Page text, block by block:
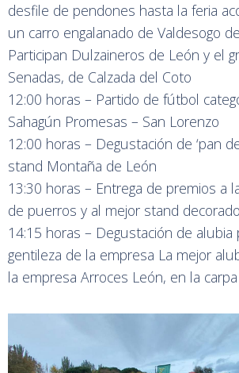
desfile de pendones hasta la feria
un carro engalanado de Valdesogo
Participan Dulzaineros de León y el
Senadas, de Calzada del Coto
12:00 horas – Partido de fútbol
Sahagún Promesas – San Lorenzo
12:00 horas – Degustación de ‘pan
stand Montaña de León
13:30 horas – Entrega de premios a
de puerros y al mejor stand decorado
14:15 horas – Degustación de alubia
gentileza de la empresa La mejor
la empresa Arroces León, en la